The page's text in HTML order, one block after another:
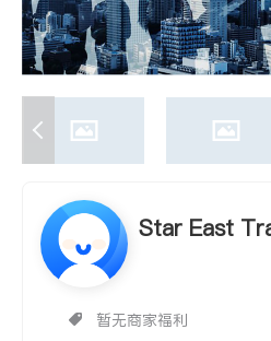
Star East
暂无商家福利